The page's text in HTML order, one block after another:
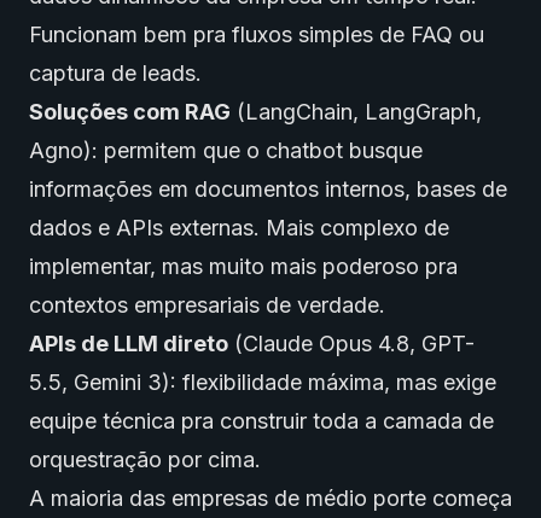
Funcionam bem pra fluxos simples de FAQ ou
captura de leads.
Soluções com RAG (LangChain, LangGraph,
Agno): permitem que o chatbot busque
informações em documentos internos, bases de
dados e APIs externas. Mais complexo de
implementar, mas muito mais poderoso pra
contextos empresariais de verdade.
APIs de LLM direto (Claude Opus 4.8, GPT-
5.5, Gemini 3): flexibilidade máxima, mas exige
equipe técnica pra construir toda a camada de
orquestração por cima.
A maioria das empresas de médio porte começa